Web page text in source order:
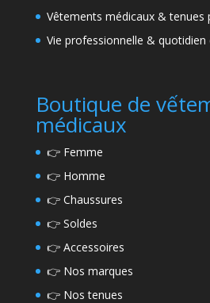
Vêtements médicaux & tenues
Vie professionnelle & quotidien
Boutique de
médicaux
👉 Femme
👉 Homme
👉 Chaussures
👉 Soldes
👉 Accessoires
👉 Nos marques
👉 Nos tenues